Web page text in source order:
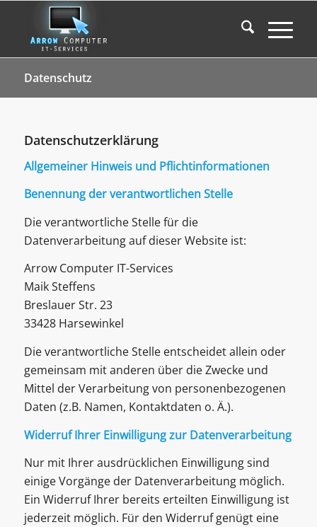
Datenschutz
Datenschutzerklärung
Allgemeiner Hinweis und Pflichtinformationen
Benennung der verantwortlichen Stelle
Die verantwortliche Stelle für die
Datenverarbeitung auf dieser Website ist:
Arrow Computer IT-Services
Maik Steffens
Breslauer Str. 23
33428 Harsewinkel
Die verantwortliche Stelle entscheidet allein oder
gemeinsam mit anderen über die Zwecke und
Mittel der Verarbeitung von personenbezogenen
Daten (z.B. Namen, Kontaktdaten o. Ä.).
Widerruf Ihrer Einwilligung zur Datenverarbeitung
Nur mit Ihrer ausdrücklichen Einwilligung sind
einige Vorgänge der Datenverarbeitung möglich.
Ein Widerruf Ihrer bereits erteilten Einwilligung ist
jederzeit möglich. Für den Widerruf genügt eine